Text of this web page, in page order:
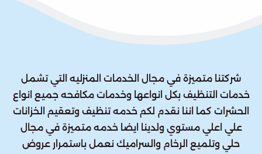
شركتنا متميزة في مجال الخدمات المنزليه التي تشمل
خدمات التنظيف بكل انواعها وخدمات مكافحه جميع انواع
الحشرات كما اننا نقدم لكم خدمه تنظيف وتعقيم الخزانات
علي اعلي مستوي ولدينا ايضا خدمه متميزة في مجال
حلي وتلميع الرخام والسراميك نعمل باستمرار عروض